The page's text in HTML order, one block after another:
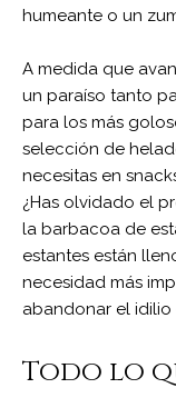
humeante o un
A medida que
un paraíso tanto
para los más
selección de
necesitas en
¿Has olvidado el
la barbacoa de
estantes están
necesidad más
abandonar el
Todo lo